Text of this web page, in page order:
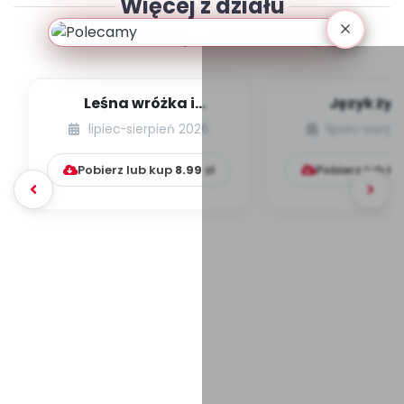
Scenariusze zajęć wieloobszarowych
Leśna wróżka i
przyjaciele
lipiec-sierpień 2026
Pobierz lub kup 8.99 zł
Język
Pobierz lub